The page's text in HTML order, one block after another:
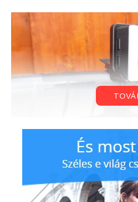
De mi van akkor, ha egy
azaz harmincezer forint
(Pontosabban: a mai